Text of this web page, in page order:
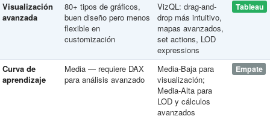
Visualización
avanzada
80+ tipos de gráficos,
buen diseño pero menos
flexible en
customización
VizQL: drag-and-
drop más intuitivo,
mapas avanzados,
set actions, LOD
expressions
Tableau
Curva de
aprendizaje
Media — requiere DAX
para análisis avanzado
Media-Baja para
visualización;
Media-Alta para
LOD y cálculos
avanzados
Empate